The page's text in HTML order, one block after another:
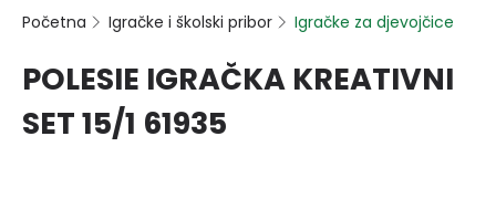
Početna Igračke i školski pribor Igračke za djevojčice
POLESIE IGRAČKA KREATIVNI
SET 15/1 61935